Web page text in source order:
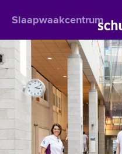
Slaapwaakcentrum
Het
Uw